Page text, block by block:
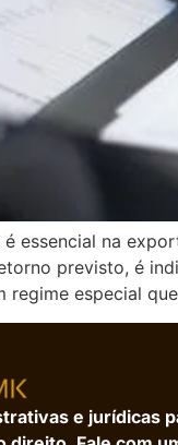
essencial na
previsto, é
regime especial
e jurídicas